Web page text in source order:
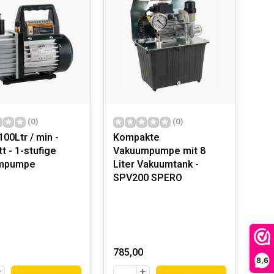
8,6
(0)
/ min -
- 1-stufige
(0)
Kompakte
Vakuumpumpe mit 8
Liter Vakuumtank -
SPV200 SPERO
785,00